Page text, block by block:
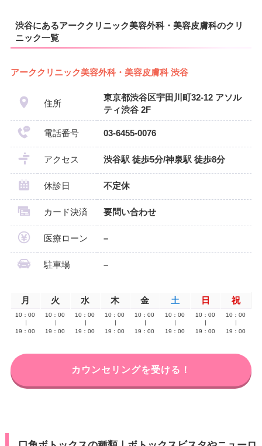
渋谷にあるアーククリニック美容外科・美容皮膚科のクリ
ニック一覧
アーククリニック美容外科・美容皮膚科 渋谷
住所
東京都渋谷区宇田川町32-12 アソル
ティ渋谷 2F
電話番号 03-6455-0076
アクセス 渋谷駅 徒歩5分/神泉駅 徒歩8分
休診日 不定休
カード決済 要問い合わせ
医療ローン –
駐車場 –
月 火 水 木 金 土 日 祝
10：00
19：00
10：00
19：00
10：00
19：00
10：00
19：00
10：00
19：00
10：00
19：00
10：00
19：00
10：00
19：00
カウンセリングを受ける！